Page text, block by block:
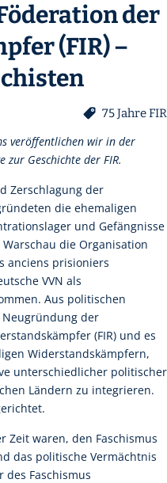
der
(FIR) –
75 Jahre FIR
veröffentlichen wir in der
zur Geschichte der FIR.
Zerschlagung der
die ehemaligen
und Gefängnisse
die Organisation
anciens prisioniers
VVN als
Aus politischen
Neugründung der
(FIR) und es
Widerstandskämpfern,
unterschiedlicher politischer
Ländern zu integrieren.
Zeit waren, den Faschismus
das politische Vermächtnis
Faschismus